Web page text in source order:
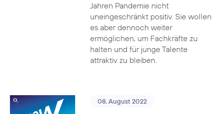
Jahren Pandemie nicht
uneingeschränkt positiv. Sie wollen
es aber dennoch weiter
ermöglichen, um Fachkräfte zu
halten und für junge Talente
attraktiv zu bleiben.
08. August 2022